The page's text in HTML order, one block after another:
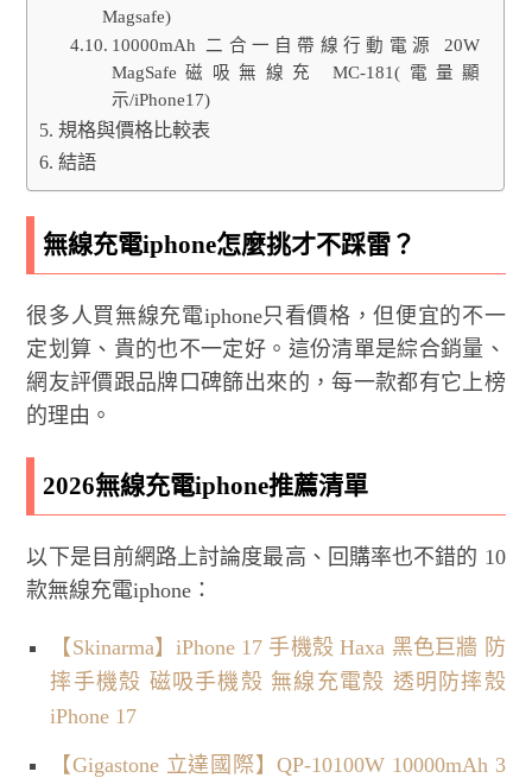
Magsafe)
10000mAh 二合一自帶線行動電源 20W
MagSafe磁吸無線充 MC-181(電量顯
示/iPhone17)
規格與價格比較表
結語
無線充電iphone怎麼挑才不踩雷？
很多人買無線充電iphone只看價格，但便宜的不一
定划算、貴的也不一定好。這份清單是綜合銷量、
網友評價跟品牌口碑篩出來的，每一款都有它上榜
的理由。
2026無線充電iphone推薦清單
以下是目前網路上討論度最高、回購率也不錯的 10
款無線充電iphone：
【Skinarma】iPhone 17 手機殼 Haxa 黑色巨牆 防
摔手機殼 磁吸手機殼 無線充電殼 透明防摔殼
iPhone 17
【Gigastone 立達國際】QP-10100W 10000mAh 3